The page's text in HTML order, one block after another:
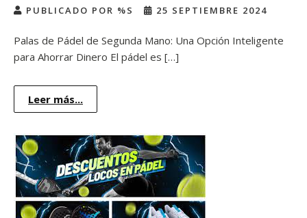
PUBLICADO POR %S 25 SEPTIEMBRE 2024
Palas de Pádel de Segunda Mano: Una Opción Inteligente
para Ahorrar Dinero El pádel es […]
Leer más...